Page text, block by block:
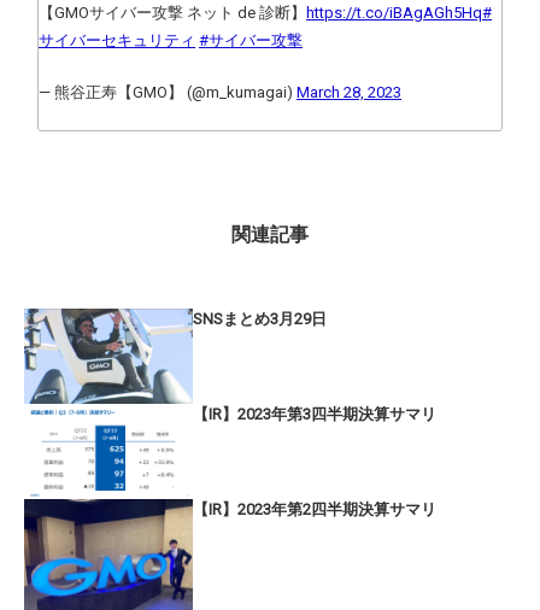
【GMOサイバー攻撃 ネット de 診断】 https://t.co/iBAgAGh5Hq#
サイバーセキュリティ #サイバー攻撃
— 熊谷正寿【GMO】 (@m_kumagai) March 28, 2023
関連記事
SNSまとめ3月29日
【IR】2023年第3四半期決算サマリ
【IR】2023年第2四半期決算サマリ